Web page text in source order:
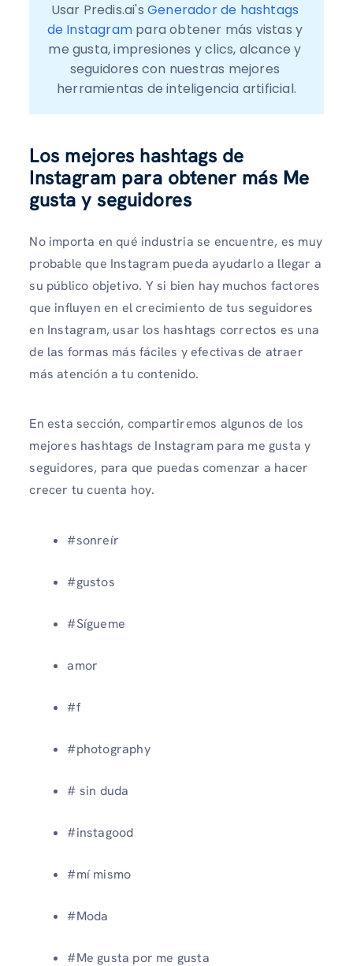
Usar Predis.ai's Generador de hashtags
de Instagram para obtener más vistas y
me gusta, impresiones y clics, alcance y
seguidores con nuestras mejores
herramientas de inteligencia artificial.
Los mejores hashtags de
Instagram para obtener más Me
gusta y seguidores
No importa en qué industria se encuentre, es muy
probable que Instagram pueda ayudarlo a llegar a
su público objetivo. Y si bien hay muchos factores
que influyen en el crecimiento de tus seguidores
en Instagram, usar los hashtags correctos es una
de las formas más fáciles y efectivas de atraer
más atención a tu contenido.
En esta sección, compartiremos algunos de los
mejores hashtags de Instagram para me gusta y
seguidores, para que puedas comenzar a hacer
crecer tu cuenta hoy.
#sonreír
#gustos
#Sígueme
amor
#f
#photography
# sin duda
#instagood
#mí mismo
#Moda
#Me gusta por me gusta